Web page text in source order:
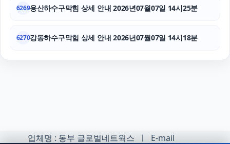
6269용산하수구막힘 상세 안내 2026년07월07일 14시25분
6270강동하수구막힘 상세 안내 2026년07월07일 14시18분
업체명 : 동부 글로벌네트웍스 ㅣ E-mail